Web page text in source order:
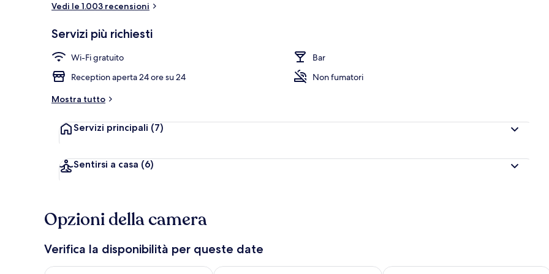
Vedi le 1.003 recensioni
Servizi più richiesti
Wi-Fi gratuito
Bar
Reception aperta 24 ore su 24
Non fumatori
Mostra tutto
Servizi principali (7)
Sentirsi a casa (6)
Opzioni della camera
Verifica la disponibilità per queste date